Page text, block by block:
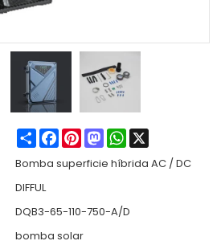
ShareFacebook
PinterestMastodonWhatsApp
Bomba superficie híbrida AC / DC
DIFFUL
DQB3-65-110-750-A/D
bomba solar